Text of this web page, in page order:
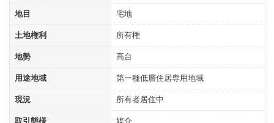
地目 宅地
土地権利 所有権
地勢 高台
用途地域 第一種低層住居専用地域
現況 所有者居住中
取引態様 媒介